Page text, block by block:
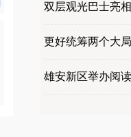
双层观光巴士亮
更好统筹两个大
雄安新区举办阅